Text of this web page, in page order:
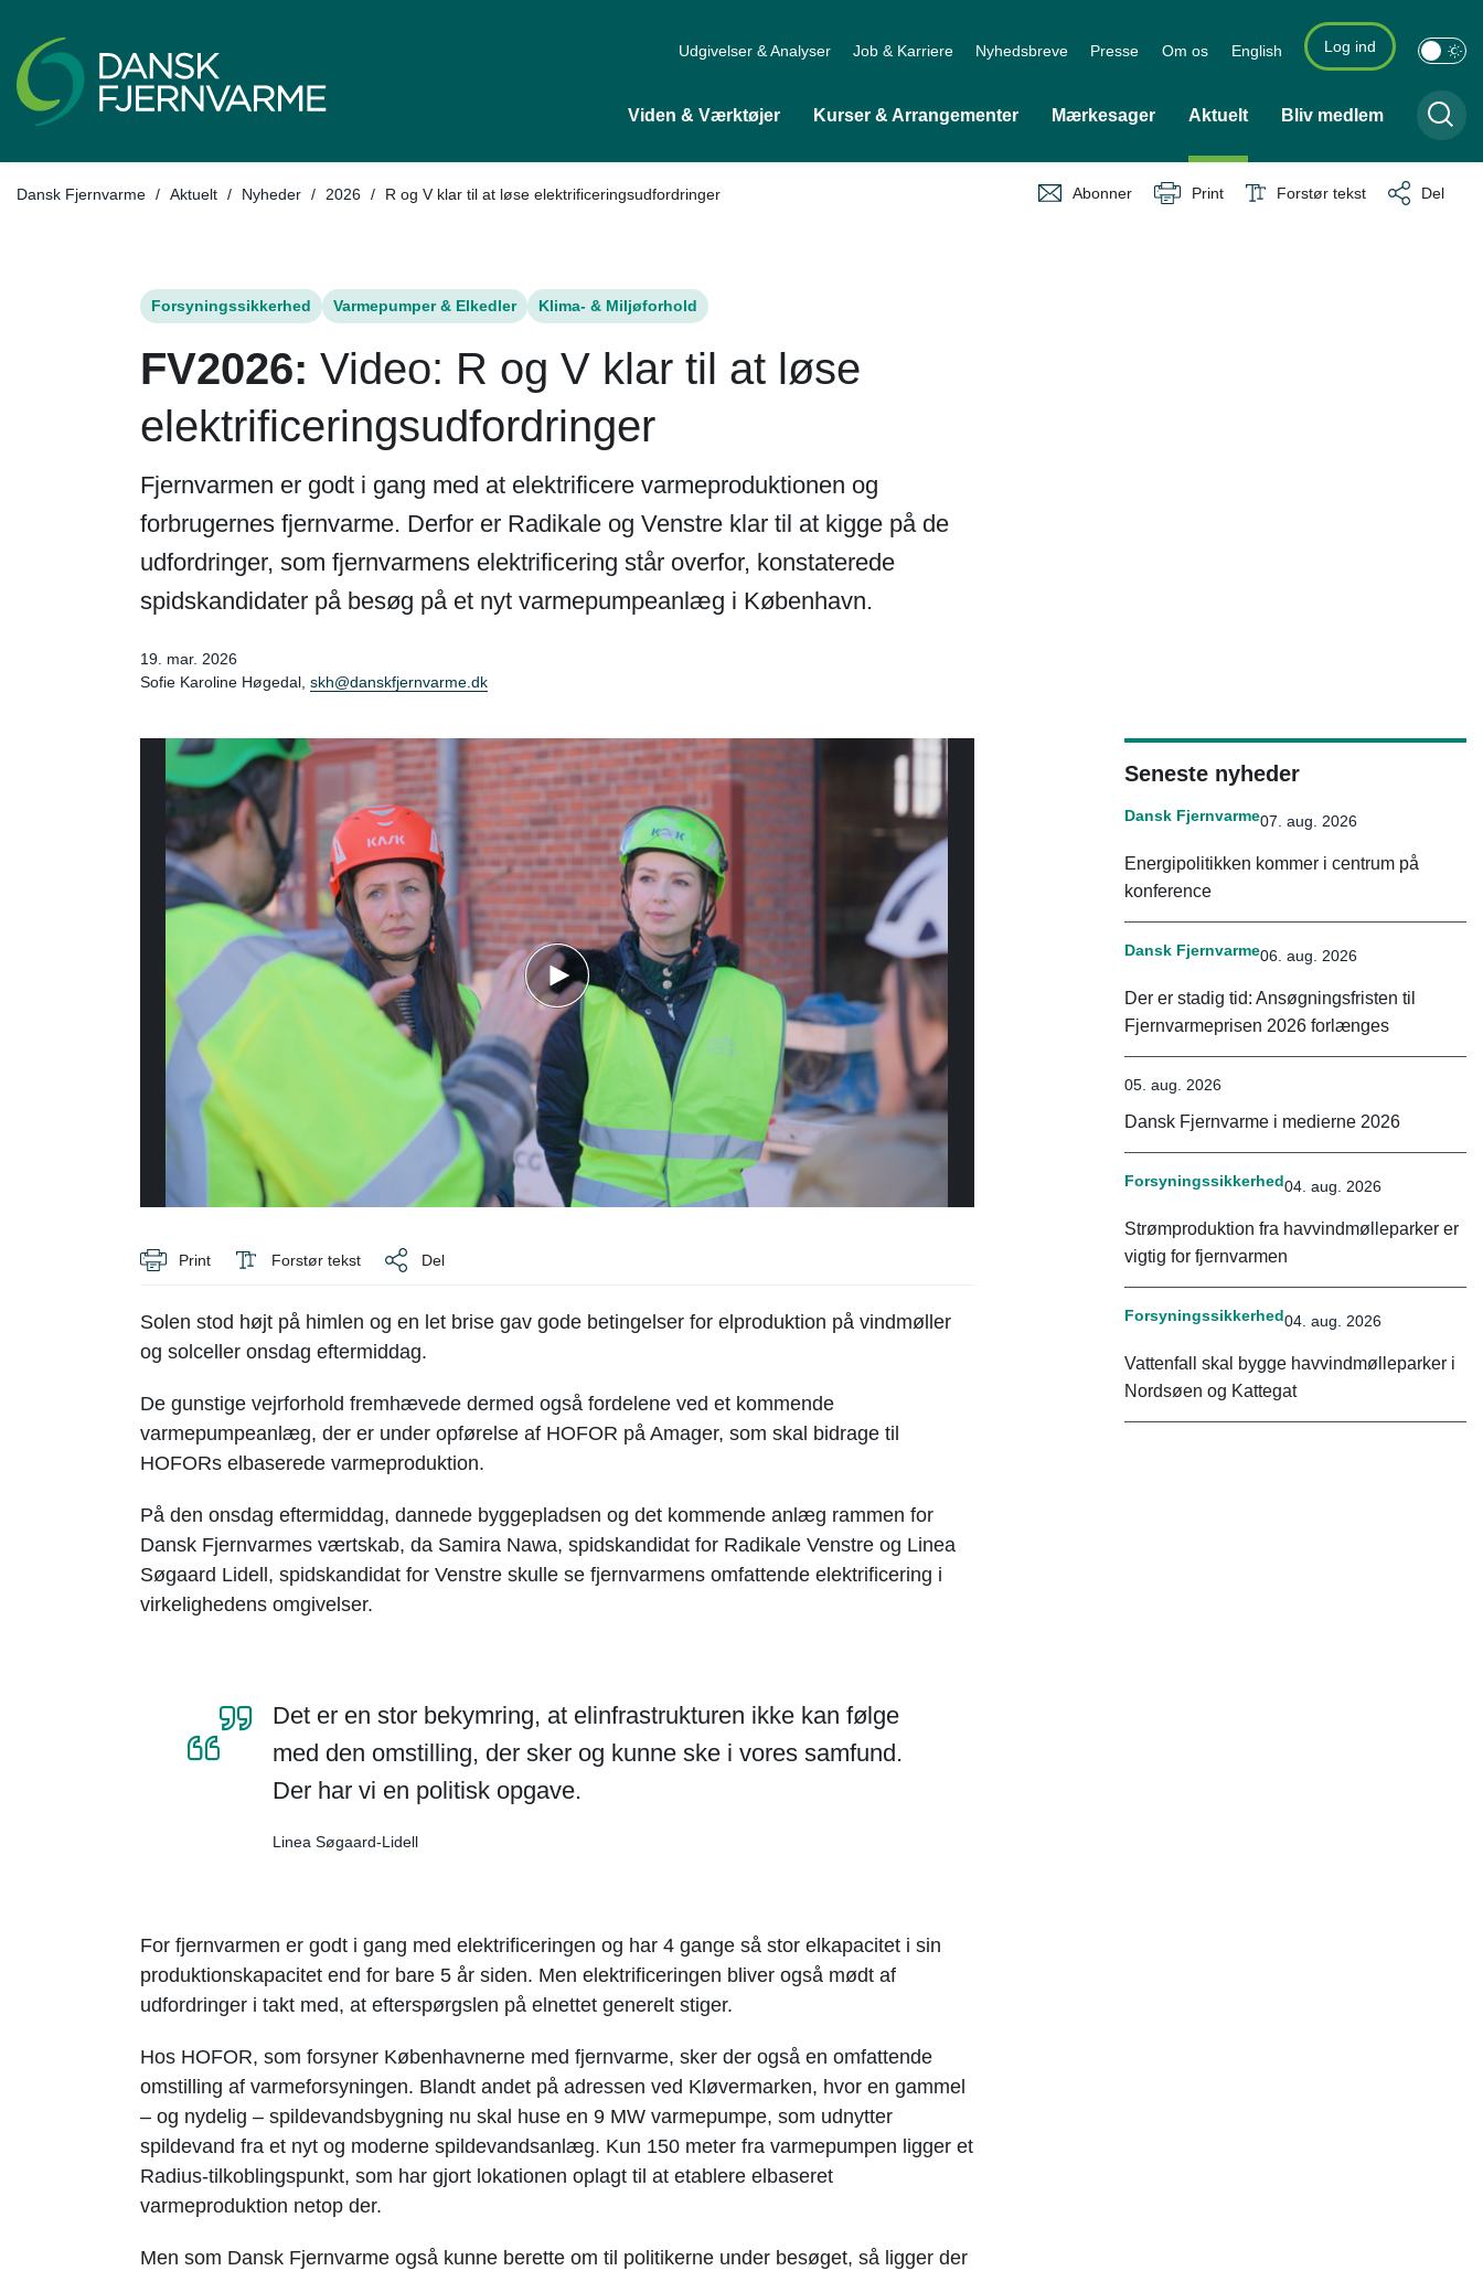
Udgivelser & Analyser Job & Karriere Nyhedsbreve Presse Om os English Log ind
Viden & Værktøjer Kurser & Arrangementer Mærkesager Aktuelt Bliv medlem
Dansk Fjernvarme / Aktuelt / Nyheder / Tilbage til
2026 / R og V klar til at løse elektrificeringsudfordringer Abonner Print Forstør tekst Del
Forsyningssikkerhed Varmepumper & Elkedler Klima- & Miljøforhold
FV2026: Video: R og V klar til at løse
elektrificeringsudfordringer
Fjernvarmen er godt i gang med at elektrificere varmeproduktionen og
forbrugernes fjernvarme. Derfor er Radikale og Venstre klar til at kigge på de
udfordringer, som fjernvarmens elektrificering står overfor, konstaterede
spidskandidater på besøg på et nyt varmepumpeanlæg i København.
19. mar. 2026
Sofie Karoline Høgedal, skh@danskfjernvarme.dk
Print Forstør tekst Del
Solen stod højt på himlen og en let brise gav gode betingelser for elproduktion på vindmøller
og solceller onsdag eftermiddag.
De gunstige vejrforhold fremhævede dermed også fordelene ved et kommende
varmepumpeanlæg, der er under opførelse af HOFOR på Amager, som skal bidrage til
HOFORs elbaserede varmeproduktion.
På den onsdag eftermiddag, dannede byggepladsen og det kommende anlæg rammen for
Dansk Fjernvarmes værtskab, da Samira Nawa, spidskandidat for Radikale Venstre og Linea
Søgaard Lidell, spidskandidat for Venstre skulle se fjernvarmens omfattende elektrificering i
virkelighedens omgivelser.
Det er en stor bekymring, at elinfrastrukturen ikke kan følge
med den omstilling, der sker og kunne ske i vores samfund.
Der har vi en politisk opgave.
Linea Søgaard-Lidell
For fjernvarmen er godt i gang med elektrificeringen og har 4 gange så stor elkapacitet i sin
produktionskapacitet end for bare 5 år siden. Men elektrificeringen bliver også mødt af
udfordringer i takt med, at efterspørgslen på elnettet generelt stiger.
Hos HOFOR, som forsyner Københavnerne med fjernvarme, sker der også en omfattende
omstilling af varmeforsyningen. Blandt andet på adressen ved Kløvermarken, hvor en gammel
– og nydelig – spildevandsbygning nu skal huse en 9 MW varmepumpe, som udnytter
spildevand fra et nyt og moderne spildevandsanlæg. Kun 150 meter fra varmepumpen ligger et
Radius-tilkoblingspunkt, som har gjort lokationen oplagt til at etablere elbaseret
varmeproduktion netop der.
Men som Dansk Fjernvarme også kunne berette om til politikerne under besøget, så ligger der
Seneste nyheder
Dansk Fjernvarme07. aug. 2026
Energipolitikken kommer i centrum på
konference
Dansk Fjernvarme06. aug. 2026
Der er stadig tid: Ansøgningsfristen til
Fjernvarmeprisen 2026 forlænges
05. aug. 2026
Dansk Fjernvarme i medierne 2026
Forsyningssikkerhed04. aug. 2026
Strømproduktion fra havvindmølleparker er
vigtig for fjernvarmen
Forsyningssikkerhed04. aug. 2026
Vattenfall skal bygge havvindmølleparker i
Nordsøen og Kattegat